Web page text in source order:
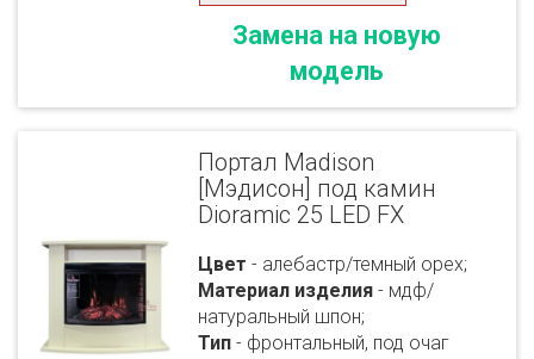
Замена на новую
модель
Портал Madison
[Мэдисон] под камин
Dioramic 25 LED FX
Цвет - алебастр/темный орех;
Материал изделия - мдф/
натуральный шпон;
Тип - фронтальный, под очаг